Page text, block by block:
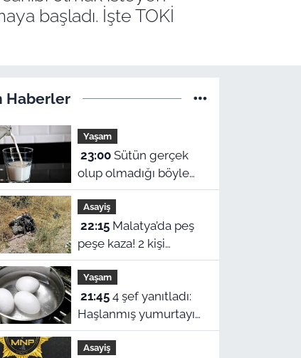
başladı. İşte TOKİ
Haberler
Yaşam
23:00Sütün gerçek
olup olmadığı böyle
anlaşılıyor! İşte o
yöntem
Asayiş
22:15Malatya’da peş
peşe kaza! 2 kişi
yaralandı, birinin
durumu ağır
Yaşam
21:454 şef yanıtladı:
Haşlanmış yumurtayı
buzlu suya almak
neden şart?
Asayiş